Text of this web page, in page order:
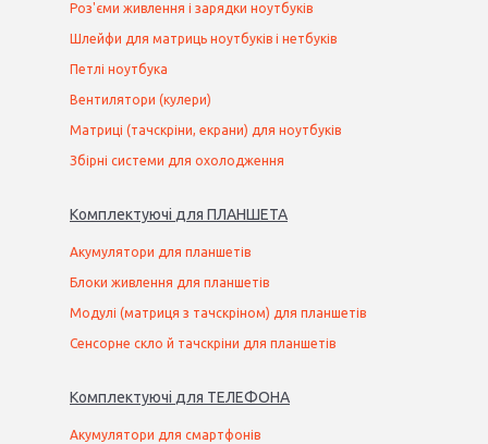
Роз'єми живлення і зарядки ноутбуків
Шлейфи для матриць ноутбуків і нетбуків
Петлі ноутбука
Вентилятори (кулери)
Матриці (тачскріни, екрани) для ноутбуків
Збірні системи для охолодження
Комплектуючі для ПЛАНШЕТА
Акумулятори для планшетів
Блоки живлення для планшетів
Модулі (матриця з тачскріном) для планшетів
Сенсорне скло й тачскріни для планшетів
Комплектуючі для ТЕЛЕФОНА
Акумулятори для смартфонів